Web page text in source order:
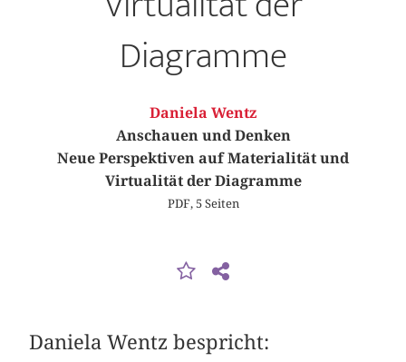
Diagramme
Daniela Wentz
Anschauen und Denken
Neue Perspektiven auf Materialität und
Virtualität der Diagramme
PDF, 5 Seiten
Daniela Wentz bespricht: